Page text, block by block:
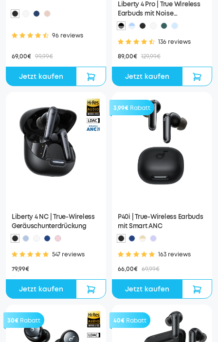
96 reviews
69,00€ 99,99€
Jetzt kaufen
Liberty 4 Pro | True Wireless
Earbuds mit Noise
Cancelling
136 reviews
89,00€ 129,99€
Jetzt kaufen
Liberty 4 NC | True-Wireless
Geräuschunterdrückung
547 reviews
79,99€
Jetzt kaufen
3,99€ Rabatt
P40i | True-Wireless Earbuds
mit Smart ANC
163 reviews
66,00€ 69,99€
Jetzt kaufen
30€ Rabatt 40€ Rabatt